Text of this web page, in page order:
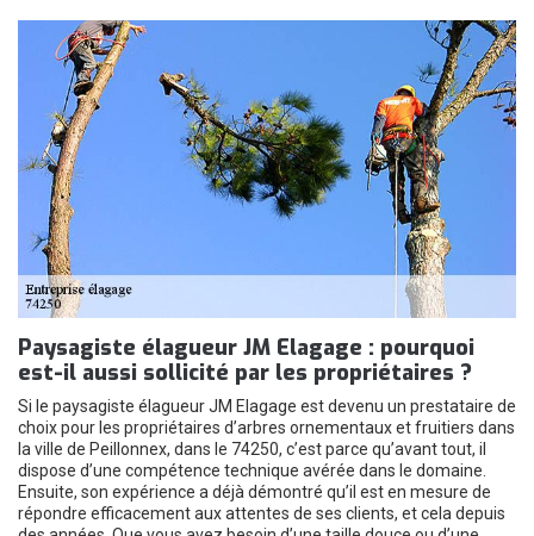
Paysagiste élagueur JM Elagage : pourquoi
est-il aussi sollicité par les propriétaires ?
Si le paysagiste élagueur JM Elagage est devenu un prestataire de
choix pour les propriétaires d’arbres ornementaux et fruitiers dans
la ville de Peillonnex, dans le 74250, c’est parce qu’avant tout, il
dispose d’une compétence technique avérée dans le domaine.
Ensuite, son expérience a déjà démontré qu’il est en mesure de
répondre efficacement aux attentes de ses clients, et cela depuis